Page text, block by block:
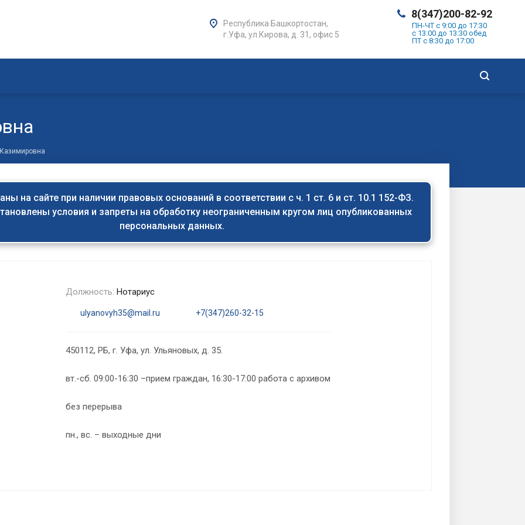
8(347)200-82-92
ПН-ЧТ с 9:00 до 17:30
с 13:00 до 13:30 обед
ПТ с 8:30 до 17:00
Республика Башкортостан,
г.Уфа, ул.Кирова, д. 31, офис 5
на сайте при наличии правовых оснований в соответствии с ч. 1 ст. 6 и ст. 10.1 152-ФЗ.
условия и запреты на обработку неограниченным кругом лиц опубликованных
персональных данных.
Должность: Нотариус
ulyanovyh35@mail.ru +7(347)260-32-15
450112, РБ, г. Уфа, ул. Ульяновых, д. 35.
вт.-сб. 09:00-16:30 –прием граждан, 16:30-17:00 работа с архивом
без перерыва
пн., вс. – выходные дни